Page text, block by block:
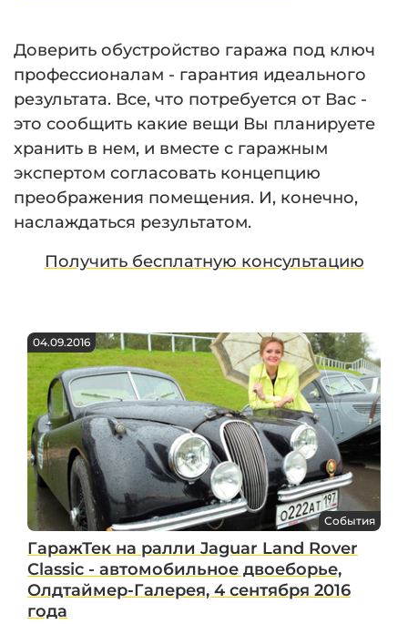
Доверить обустройство гаража под ключ
профессионалам - гарантия идеального
результата. Все, что потребуется от Вас -
это сообщить какие вещи Вы планируете
хранить в нем, и вместе с гаражным
экспертом согласовать концепцию
преображения помещения. И, конечно,
наслаждаться результатом.
Получить бесплатную консультацию
04.09.2016
События
ГаражТек на ралли Jaguar Land Rover
Classic - автомобильное двоеборье,
Олдтаймер-Галерея, 4 сентября 2016
года